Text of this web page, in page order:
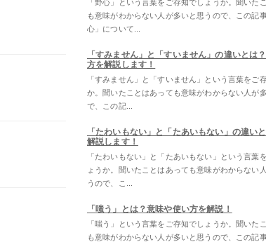
「野心」という言葉をご存知でしょうか。聞いた
も意味がわからない人が多いと思うので、この記
心」について...
「すみません」と「すいません」の違いとは
方を解説します！
「すみません」と「すいません」という言葉をご
か。聞いたことはあっても意味がわからない人が
で、この記...
「たわいもない」と「たあいもない」の違い
解説します！
「たわいもない」と「たあいもない」という言葉
ょうか。聞いたことはあっても意味がわからない
うので、こ...
「嗤う」とは？意味や使い方を解説！
「嗤う」という言葉をご存知でしょうか。聞いた
も意味がわからない人が多いと思うので、この記